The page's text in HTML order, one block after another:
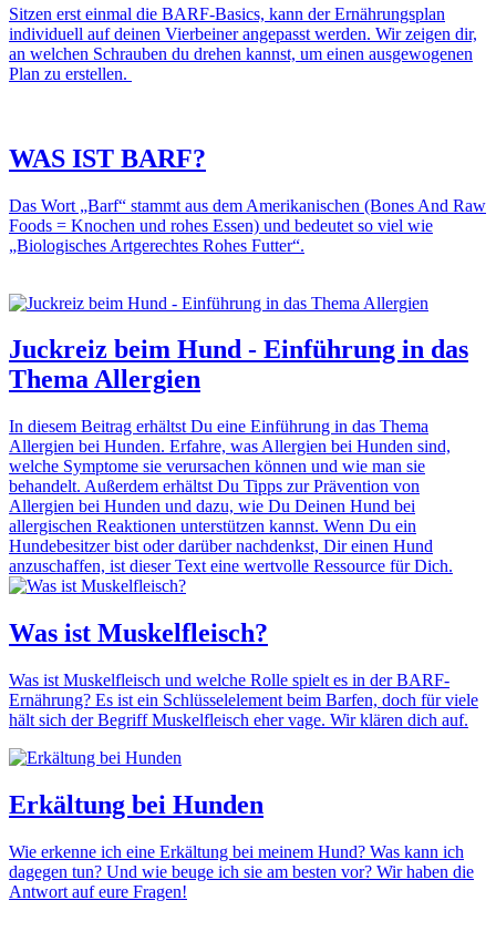
Sitzen erst einmal die BARF-Basics, kann der Ernährungsplan
individuell auf deinen Vierbeiner angepasst werden. Wir zeigen dir,
an welchen Schrauben du drehen kannst, um einen ausgewogenen
Plan zu erstellen.
WAS IST BARF?
Das Wort „Barf“ stammt aus dem Amerikanischen (Bones And Raw
Foods = Knochen und rohes Essen) und bedeutet so viel wie
„Biologisches Artgerechtes Rohes Futter“.
Juckreiz beim Hund - Einführung in das
Thema Allergien
In diesem Beitrag erhältst Du eine Einführung in das Thema
Allergien bei Hunden. Erfahre, was Allergien bei Hunden sind,
welche Symptome sie verursachen können und wie man sie
behandelt. Außerdem erhältst Du Tipps zur Prävention von
Allergien bei Hunden und dazu, wie Du Deinen Hund bei
allergischen Reaktionen unterstützen kannst. Wenn Du ein
Hundebesitzer bist oder darüber nachdenkst, Dir einen Hund
anzuschaffen, ist dieser Text eine wertvolle Ressource für Dich.
Was ist Muskelfleisch?
Was ist Muskelfleisch und welche Rolle spielt es in der BARF-
Ernährung? Es ist ein Schlüsselelement beim Barfen, doch für viele
hält sich der Begriff Muskelfleisch eher vage. Wir klären dich auf.
Erkältung bei Hunden
Wie erkenne ich eine Erkältung bei meinem Hund? Was kann ich
dagegen tun? Und wie beuge ich sie am besten vor? Wir haben die
Antwort auf eure Fragen!